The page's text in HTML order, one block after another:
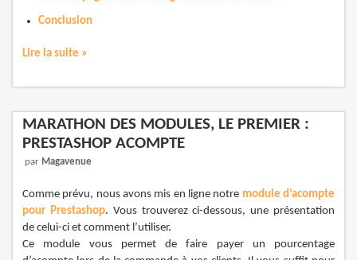
Conclusion
Lire la suite »
MARATHON DES MODULES, LE PREMIER :
PRESTASHOP ACOMPTE
par Magavenue
Comme prévu, nous avons mis en ligne notre module d’acompte
pour Prestashop. Vous trouverez ci-dessous, une présentation
de celui-ci et comment l’utiliser.
Ce module vous permet de faire payer un pourcentage